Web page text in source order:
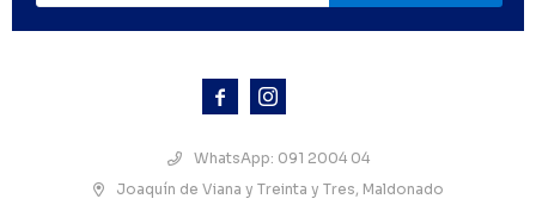
 
WhatsApp: 091 2004 04
Joaquín de Viana y Treinta y Tres, Maldonado